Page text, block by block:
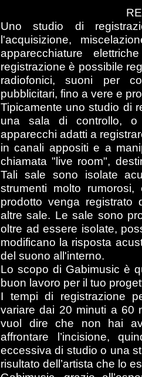
Uno studio di
l'acquisizione,
apparecchiature
registrazione è possibile
radiofonici, suoni per
pubblicitari, fino a vere e
Tipicamente uno studio di
una sala di controllo, o
apparecchi adatti a
in canali appositi e a
chiamata "live room",
Tali sale sono isolate
strumenti molto
prodotto venga registrato
altre sale. Le sale sono
oltre ad essere isolate,
modificano la risposta
del suono all'interno.
Lo scopo di Gabimusic è
buon lavoro per il tuo
I tempi di registrazione
variare dai 20 minuti a 60
vuol dire che non hai
affrontare l’incisione,
eccessiva di studio o una
risultato dell’artista che lo